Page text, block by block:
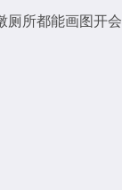
厕所都能画图开会